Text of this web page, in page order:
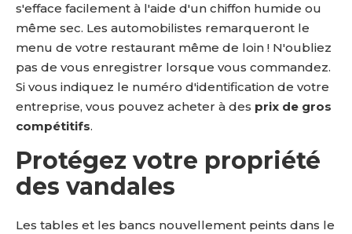
s'efface facilement à l'aide d'un chiffon humide ou
même sec. Les automobilistes remarqueront le
menu de votre restaurant même de loin ! N'oubliez
pas de vous enregistrer lorsque vous commandez.
Si vous indiquez le numéro d'identification de votre
entreprise, vous pouvez acheter à des prix de gros
compétitifs.
Protégez votre propriété
des vandales
Les tables et les bancs nouvellement peints dans le